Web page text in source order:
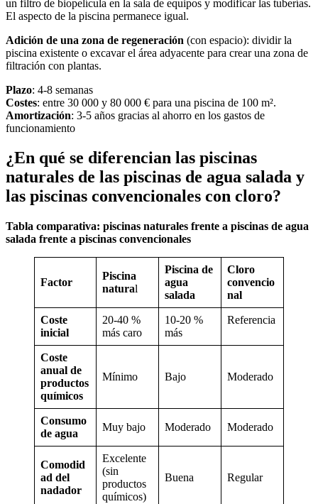
un filtro de biopelícula en la sala de equipos y modificar las tuberías.
El aspecto de la piscina permanece igual.
Adición de una zona de regeneración (con espacio): dividir la
piscina existente o excavar el área adyacente para crear una zona de
filtración con plantas.
Plazo: 4-8 semanas
Costes: entre 30 000 y 80 000 € para una piscina de 100 m².
Amortización: 3-5 años gracias al ahorro en los gastos de
funcionamiento
¿En qué se diferencian las piscinas
naturales de las piscinas de agua salada y
las piscinas convencionales con cloro?
Tabla comparativa: piscinas naturales frente a piscinas de agua
salada frente a piscinas convencionales
Factor
Piscina
natural
Piscina de
agua
salada
Cloro
convencio
nal
Coste
inicial
20-40 %
más caro
10-20 %
más
Referencia
Coste
anual de
productos
químicos
Mínimo Bajo Moderado
Consumo
de agua
Muy bajo Moderado Moderado
Comodid
ad del
nadador
Excelente
(sin
productos
químicos)
Buena Regular